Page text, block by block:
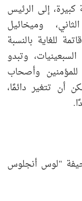
إلى الرئيس
وميخائيل
للغاية بالنسبة
وتبدو
للمؤمنين وأصحاب
أن تتغير دائمًا،
"لوس أنجلوس